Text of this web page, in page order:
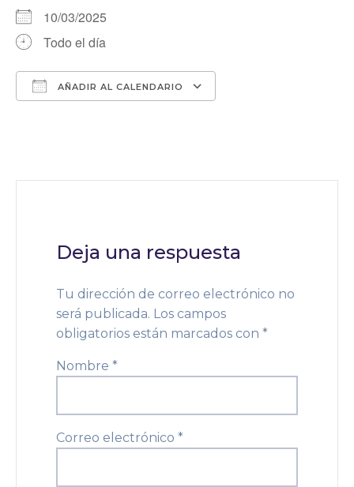
10/03/2025
Todo el día
AÑADIR AL CALENDARIO
Deja una respuesta
Tu dirección de correo electrónico no
será publicada. Los campos
obligatorios están marcados con *
Nombre *
Correo electrónico *